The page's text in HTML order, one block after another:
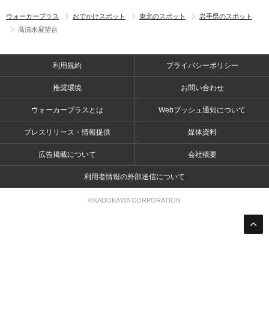
ウォーカープラス おでかけスポット 東北のスポット
岩手県のスポット
高清水展望台
利用規約 プライバシーポリシー
推奨環境 お問い合わせ
ウォーカープラスとは Webプッシュ通知について
プレスリリース・情報提供 媒体資料
広告掲載について 会社概要
利用者情報の外部送信について
©KADOKAWA CORPORATION